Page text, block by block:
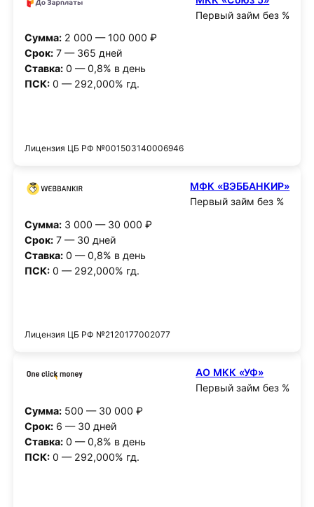
Первый займ без %
Сумма:2 000 — 100 000 ₽
Срок:7 — 365 дней
Ставка:0 — 0,8% в день
ПСК:0 — 292,000% гд.
Лицензия ЦБ РФ №001503140006946
МФК «ВЭББАНКИР»
Первый займ без %
Сумма:3 000 — 30 000 ₽
Срок:7 — 30 дней
Ставка:0 — 0,8% в день
ПСК:0 — 292,000% гд.
Лицензия ЦБ РФ №2120177002077
АО МКК «УФ»
Первый займ без %
Сумма:500 — 30 000 ₽
Срок:6 — 30 дней
Ставка:0 — 0,8% в день
ПСК:0 — 292,000% гд.